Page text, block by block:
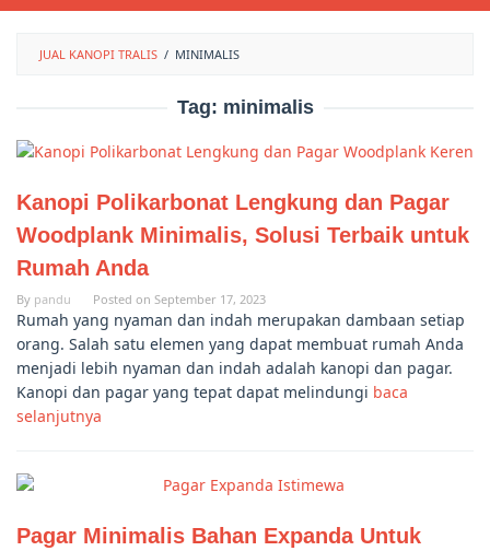
JUAL KANOPI TRALIS / MINIMALIS
Tag: minimalis
Kanopi Polikarbonat Lengkung dan Pagar
Woodplank Minimalis, Solusi Terbaik untuk
Rumah Anda
By pandu Posted on September 17, 2023
Rumah yang nyaman dan indah merupakan dambaan setiap
orang. Salah satu elemen yang dapat membuat rumah Anda
menjadi lebih nyaman dan indah adalah kanopi dan pagar.
Kanopi dan pagar yang tepat dapat melindungi baca
selanjutnya
Pagar Minimalis Bahan Expanda Untuk